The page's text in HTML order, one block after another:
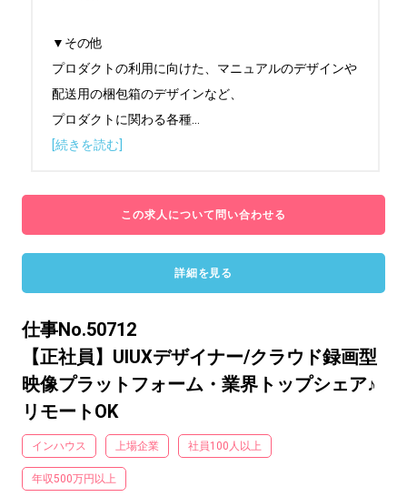
▼その他
プロダクトの利用に向けた、マニュアルのデザインや
配送用の梱包箱のデザインなど、
プロダクトに関わる各種
[続きを読む]
この求人について問い合わせる
詳細を見る
仕事No.50712
【正社員】UIUXデザイナー/クラウド録画型
映像プラットフォーム・業界トップシェア♪
リモートOK
インハウス 上場企業 社員100人以上
年収500万円以上